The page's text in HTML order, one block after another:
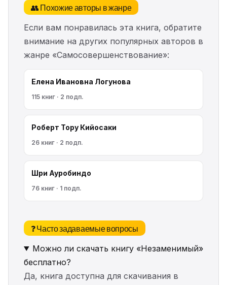
👥 Похожие авторы в жанре
Если вам понравилась эта книга, обратите
внимание на других популярных авторов в
жанре «Самосовершенствование»:
Елена Ивановна Логунова
115 книг · 2 подп.
Роберт Тору Кийосаки
26 книг · 2 подп.
Шри Ауробиндо
76 книг · 1 подп.
❓ Часто задаваемые вопросы
Можно ли скачать книгу «Незаменимый»
бесплатно?
Да, книга доступна для скачивания в